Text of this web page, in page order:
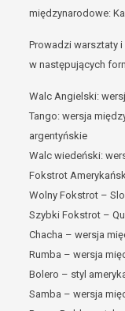
międzynarodowe:
Prowadzi warsztaty
w następujących
Walc Angielski:
Tango: wersja
argentyńskie
Walc wiedeński:
Fokstrot
Wolny Fokstrot –
Szybki Fokstrot –
Chacha – wersja
Rumba – wersja
Bolero – styl
Samba – wersja